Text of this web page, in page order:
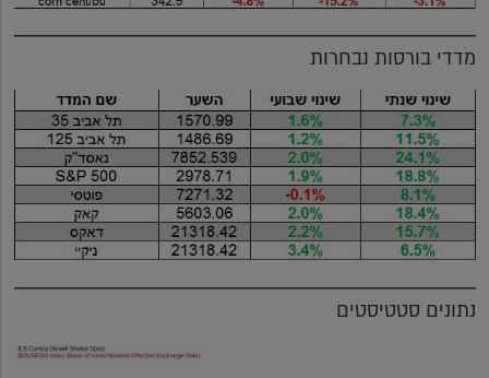
מדדי בורסות נבחרות
נתונים סטטיסטים